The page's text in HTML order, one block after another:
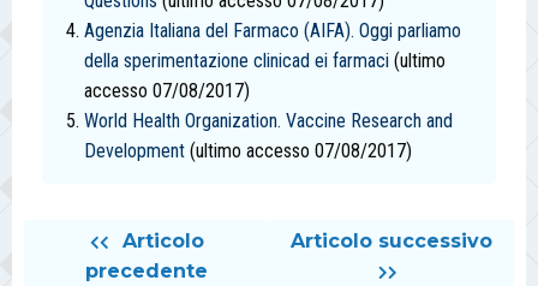
Agenzia Italiana del Farmaco (AIFA). Oggi parliamo
della sperimentazione clinicad ei farmaci (ultimo
accesso 07/08/2017)
World Health Organization. Vaccine Research and
Development (ultimo accesso 07/08/2017)
Articolo
precedente
Articolo successivo